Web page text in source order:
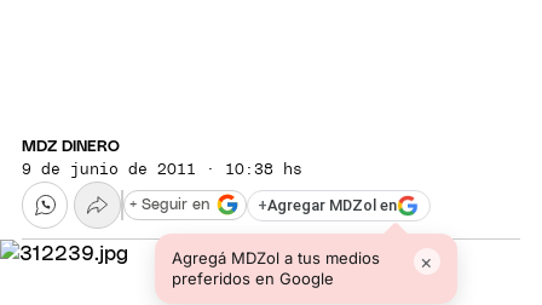
MDZ DINERO
9 de junio de 2011 · 10:38 hs
+Agregar MDZol en
Agregá MDZol a tus medios
preferidos en Google
×
+ Seguir en